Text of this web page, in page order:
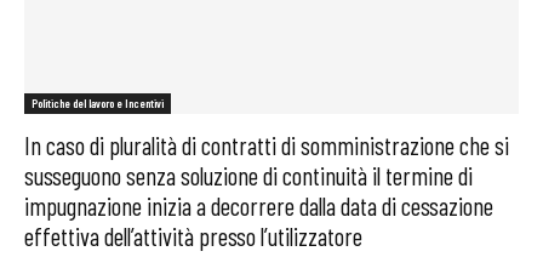
Politiche del lavoro e Incentivi
In caso di pluralità di contratti di somministrazione che si
susseguono senza soluzione di continuità il termine di
impugnazione inizia a decorrere dalla data di cessazione
effettiva dell’attività presso l’utilizzatore